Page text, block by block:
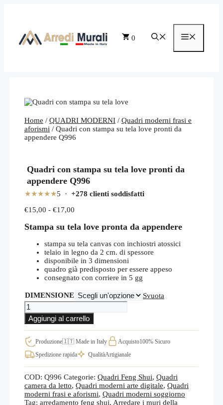
0
Home / QUADRI MODERNI / Quadri moderni frasi e
aforismi / Quadri con stampa su tela love pronti da
appendere Q996
Quadri con stampa su tela love pronti da
appendere Q996
★★★★★5 · +278 clienti soddisfatti
€15,00 - €17,00
prezzo:
€15,00
a
€17,00
Stampa su tela love pronta da appendere
stampa su tela canvas con inchiostri atossici
telaio in legno da 2 cm. di spessore
disponibile in 3 dimensioni
quadro già predisposto per essere appeso
consegnato con corriere in 5 gg
DIMENSIONE
Svuota
Quadri
con
stampa
su
tela
love
pronti
Q996
quantità
Aggiungi al carrello
Produzione🇮🇹 Made in Italy Acquisto100% Sicuro
Spedizione rapida
QualitàArtigianale
COD: Q996 Categorie: Quadri Feng Shui, Quadri
camera da letto, Quadri moderni arte digitale, Quadri
moderni frasi e aforismi, Quadri moderni soggiorno
Tag: arredamento feng shui, Arredare i muri della